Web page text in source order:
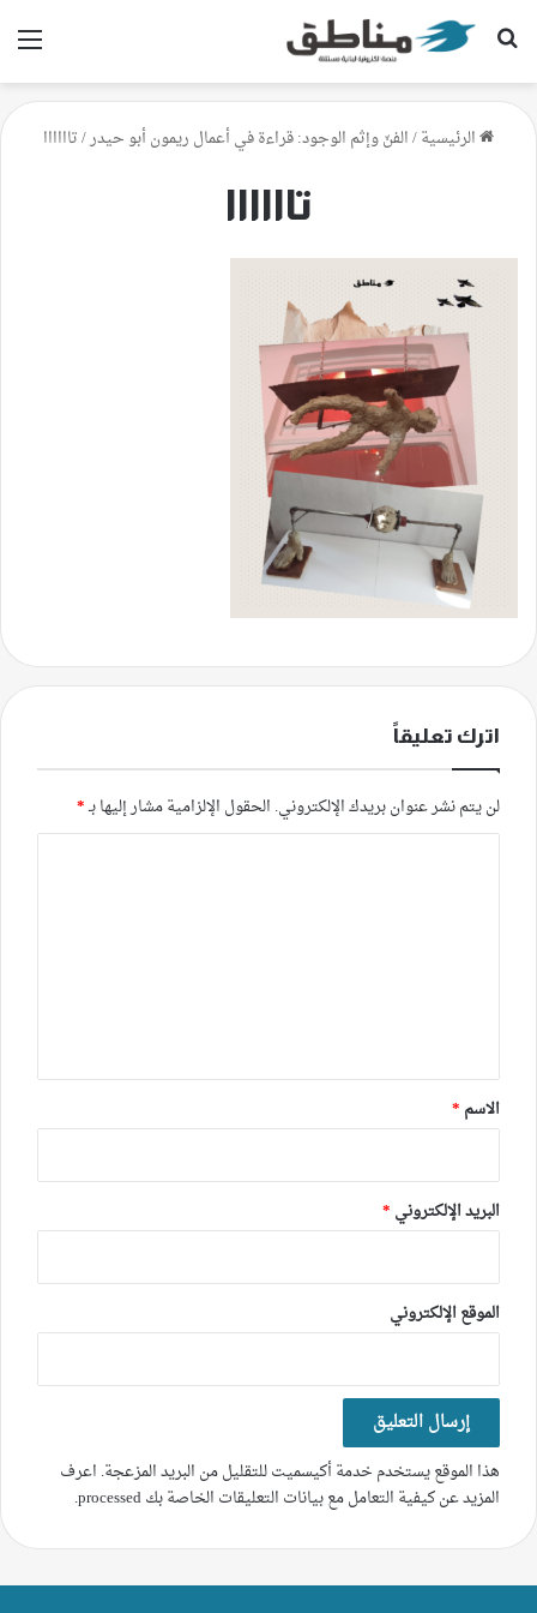
بحث عن
الرئيسية/الفنّ وإثم الوجود: قراءة في أعمال ريمون أبو حيدر/تاااااا
تاااااا
اترك تعليقاً
لن يتم نشر عنوان بريدك الإلكتروني. الحقول الإلزامية مشار إليها بـ*
*
الاسم *
البريد الإلكتروني *
الموقع الإلكتروني
هذا الموقع يستخدم خدمة أكيسميت للتقليل من البريد المزعجة. اعرف
المزيد عن كيفية التعامل مع بيانات التعليقات الخاصة بك processed
.